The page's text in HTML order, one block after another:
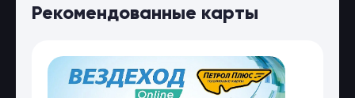
Рекомендованные карты